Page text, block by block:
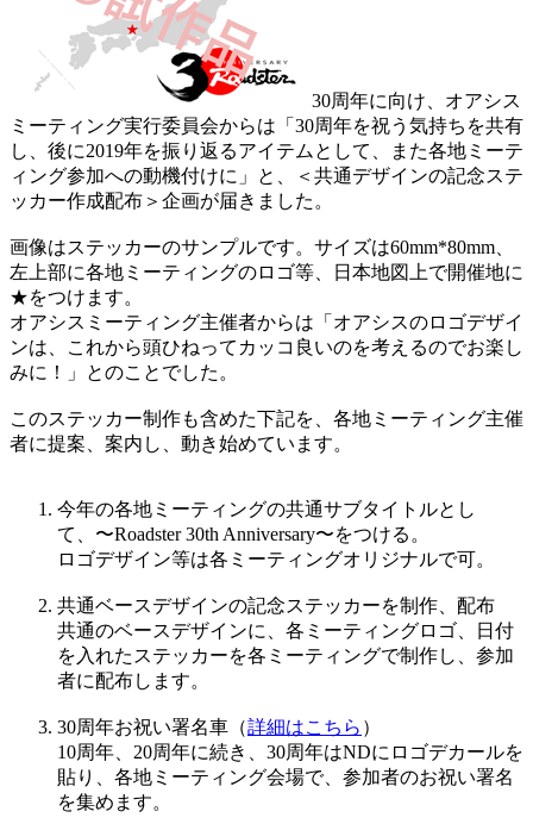
30周年に向け、オアシス
ミーティング実行委員会からは「30周年を祝う気持ちを共有
し、後に2019年を振り返るアイテムとして、また各地ミーテ
ィング参加への動機付けに」と、＜共通デザインの記念ステ
ッカー作成配布＞企画が届きました。
画像はステッカーのサンプルです。サイズは60mm*80mm、
左上部に各地ミーティングのロゴ等、日本地図上で開催地に
★をつけます。
オアシスミーティング主催者からは「オアシスのロゴデザイ
ンは、これから頭ひねってカッコ良いのを考えるのでお楽し
みに！」とのことでした。
このステッカー制作も含めた下記を、各地ミーティング主催
者に提案、案内し、動き始めています。
今年の各地ミーティングの共通サブタイトルとし
て、〜Roadster 30th Anniversary〜をつける。
ロゴデザイン等は各ミーティングオリジナルで可。
共通ベースデザインの記念ステッカーを制作、配布
共通のベースデザインに、各ミーティングロゴ、日付
を入れたステッカーを各ミーティングで制作し、参加
者に配布します。
30周年お祝い署名車（詳細はこちら ）
10周年、20周年に続き、30周年はNDにロゴデカールを
貼り、各地ミーティング会場で、参加者のお祝い署名
を集めます。